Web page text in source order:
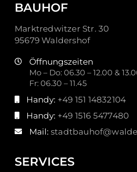
BAUHOF
Marktredwitzer Str. 30
95679 Waldershof
Öffnungszeiten
Mo – Do: 06.30 – 12.00 &
Fr: 06.30 – 11.45
Handy: +49 151 14832104
Handy: +49 1516 5477480
Mail:
SERVICES